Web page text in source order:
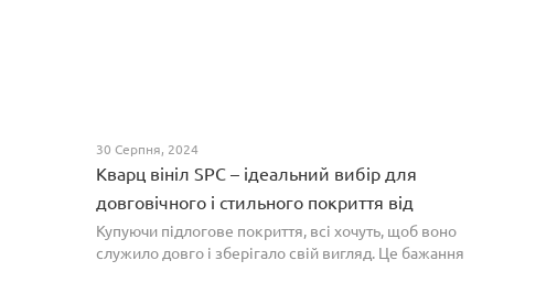
30 Серпня, 2024
Кварц вініл SPC – ідеальний вибір для
довговічного і стильного покриття від
PROFLOOR
Купуючи підлогове покриття, всі хочуть, щоб воно
служило довго і зберігало свій вигляд. Це бажання